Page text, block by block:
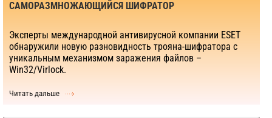
САМОРАЗМНОЖАЮЩИЙСЯ ШИФРАТОР
Эксперты международной антивирусной компании ESET
обнаружили новую разновидность трояна-шифратора с
уникальным механизмом заражения файлов –
Win32/Virlock.
Читать дальше